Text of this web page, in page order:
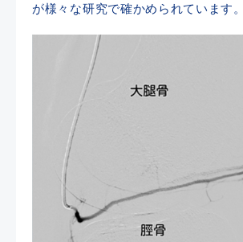
が様々な研究で確かめられています。